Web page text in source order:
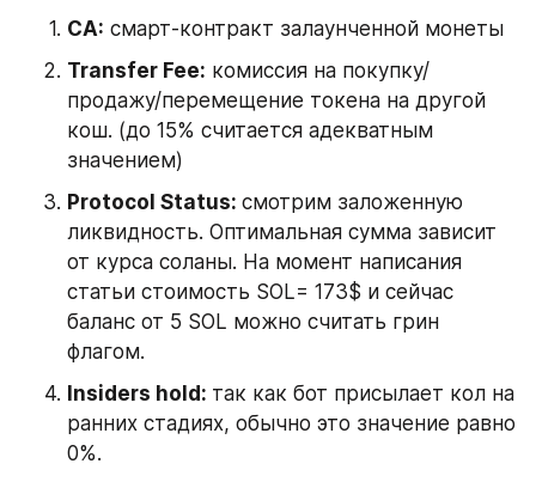
CA: смарт-контракт залаунченной монеты
Transfer Fee: комиссия на покупку/
продажу/перемещение токена на другой
кош. (до 15% считается адекватным
значением)
Protocol Status: смотрим заложенную
ликвидность. Оптимальная сумма зависит
от курса соланы. На момент написания
статьи стоимость SOL= 173$ и сейчас
баланс от 5 SOL можно считать грин
флагом.
Insiders hold: так как бот присылает кол на
ранних стадиях, обычно это значение равно
0%.